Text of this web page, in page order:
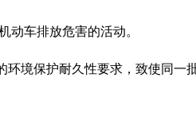
动车排放危害的活动。
境保护耐久性要求，致使同